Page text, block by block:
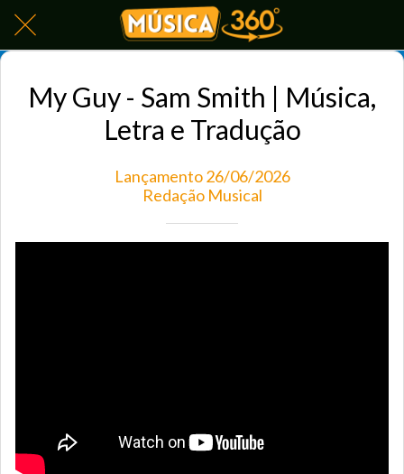
My Guy - Sam Smith | Música,
Letra e Tradução
Lançamento 26/06/2026
Redação Musical